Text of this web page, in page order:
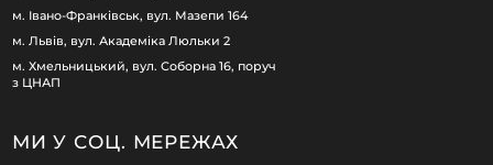
м. Івано-Франківськ, вул. Мазепи 164
м. Львів, вул. Академіка Люльки 2
м. Хмельницький, вул. Соборна 16, поруч
з ЦНАП
МИ У СОЦ. МЕРЕЖАХ